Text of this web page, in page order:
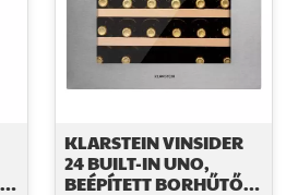
KLARSTEIN VINSIDER
24 BUILT-IN UNO,
BEÉPÍTETT BORHŰTŐ,